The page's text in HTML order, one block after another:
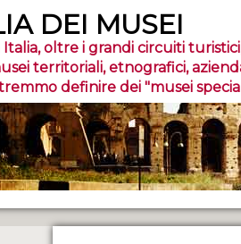
DEI MUSEI
Italia, oltre i grandi circuiti
territoriali, etnografici,
definire dei "musei